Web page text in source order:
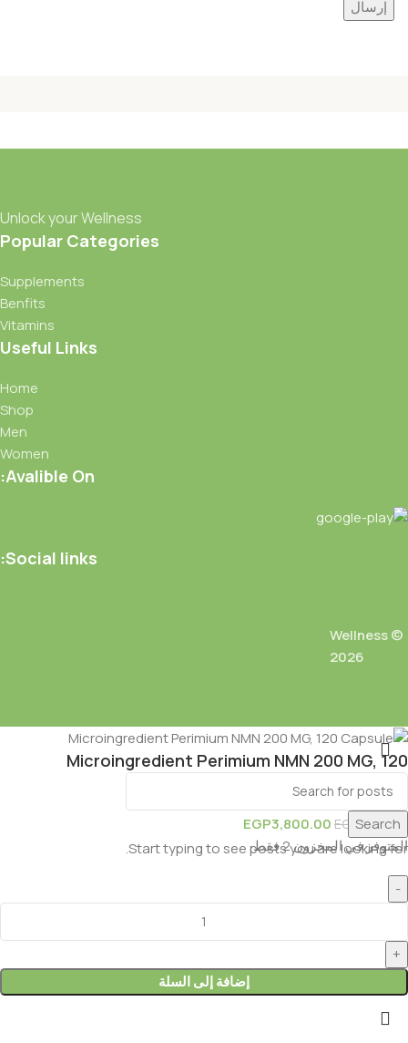
Unlock your Wellness
Popular Categories
Supplements
Benfits
Vitamins
Useful Links
Home
Shop
Men
Women
Avalible On:
Social links:
Wellness ©
2026
Search
Start typing to see posts you are looking for.
Microingredient Perimium NMN 200 MG, 120
Capsule
EGP5,000.00
EGP3,800.00
المتوفر في المخزون 2 فقط
إضافة إلى السلة